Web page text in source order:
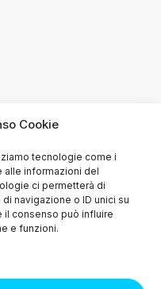
Cookie
tecnologie come i
alle informazioni del
ci permetterà di
navigazione o ID unici su
il consenso può influire
e funzioni.